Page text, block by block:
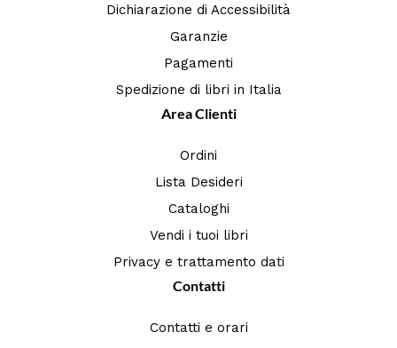
Dichiarazione di Accessibilità
Garanzie
Pagamenti
Spedizione di libri in Italia
Area Clienti
Ordini
Lista Desideri
Cataloghi
Vendi i tuoi libri
Privacy e trattamento dati
Contatti
Contatti e orari